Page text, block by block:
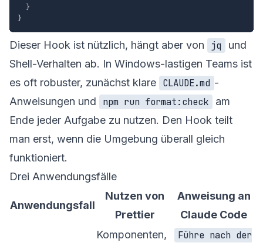
}
}
Dieser Hook ist nützlich, hängt aber von jq
und
Shell-Verhalten ab. In Windows-lastigen Teams ist
es oft robuster, zunächst klare CLAUDE.md -
Anweisungen und
npm run format:check
am
Ende jeder Aufgabe zu nutzen. Den Hook teilt
man erst, wenn die Umgebung überall gleich
funktioniert.
Drei Anwendungsfälle
Anwendungsfall
Nutzen von
Prettier
Anweisung an
Claude Code
Komponenten,
Führe nach der